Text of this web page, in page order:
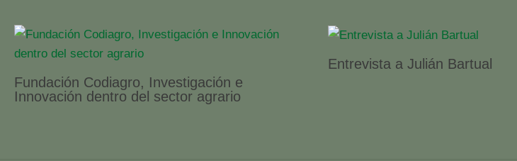
Fundación Codiagro, Investigación e
Innovación dentro del sector agrario
Entrevista a Julián Bartual